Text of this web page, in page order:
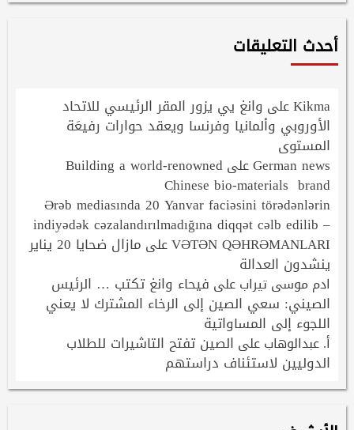
أحدث التعليقات
Kikmaعلى وانغ يي يزور المقر الرئيسي للاتحاد
الأوروبي وألمانيا وفرنسا ويعقد حوارات رفيعَة
المستوى
German newsعلى Building a world-renowned
Chinese bio-materials brand
Ərəb mediasında 20 Yanvar faciəsini törədənlərin
indiyədək cəzalandırılmadığına diqqət cəlb edilib –
VƏTƏN QƏHRƏMANLARIعلى مازال ضحايا 20 يناير
ينشدون العدالة
ادم موسى تيرابعلى فيحاء وانغ تكتب … الرئيس
الصيني: سعي الصين إلى الرخاء المشترك لا يعني
اللجوء إلى المساواتية
أ. عبدالوهابعلى الصين تفتح التاشيرات للطلاب
الدوليين لاستئناف دراستهم